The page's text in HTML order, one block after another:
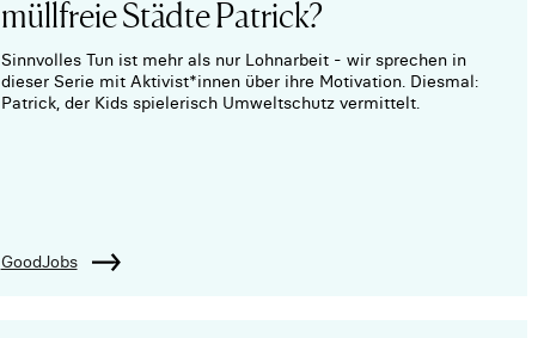
müllfreie Städte Patrick?
Sinnvolles Tun ist mehr als nur Lohnarbeit - wir sprechen in
dieser Serie mit Aktivist*innen über ihre Motivation. Diesmal:
Patrick, der Kids spielerisch Umweltschutz vermittelt.
GoodJobs